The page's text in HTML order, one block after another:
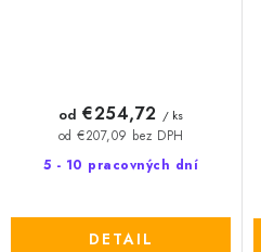
5 - 10 pracovných dní
od €207,09 bez DPH
od €254,72 / ks
DETAIL